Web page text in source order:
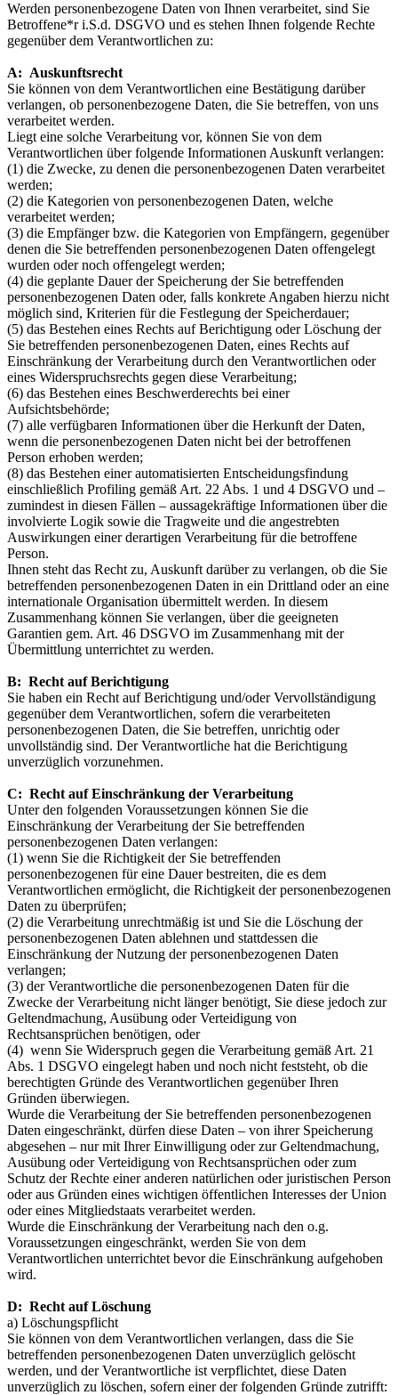
Werden personenbezogene Daten von Ihnen verarbeitet, sind Sie
Betroffene*r i.S.d. DSGVO und es stehen Ihnen folgende Rechte
gegenüber dem Verantwortlichen zu:
A: Auskunftsrecht
Sie können von dem Verantwortlichen eine Bestätigung darüber
verlangen, ob personenbezogene Daten, die Sie betreffen, von uns
verarbeitet werden.
Liegt eine solche Verarbeitung vor, können Sie von dem
Verantwortlichen über folgende Informationen Auskunft verlangen:
(1) die Zwecke, zu denen die personenbezogenen Daten verarbeitet
werden;
(2) die Kategorien von personenbezogenen Daten, welche
verarbeitet werden;
(3) die Empfänger bzw. die Kategorien von Empfängern, gegenüber
denen die Sie betreffenden personenbezogenen Daten offengelegt
wurden oder noch offengelegt werden;
(4) die geplante Dauer der Speicherung der Sie betreffenden
personenbezogenen Daten oder, falls konkrete Angaben hierzu nicht
möglich sind, Kriterien für die Festlegung der Speicherdauer;
(5) das Bestehen eines Rechts auf Berichtigung oder Löschung der
Sie betreffenden personenbezogenen Daten, eines Rechts auf
Einschränkung der Verarbeitung durch den Verantwortlichen oder
eines Widerspruchsrechts gegen diese Verarbeitung;
(6) das Bestehen eines Beschwerderechts bei einer
Aufsichtsbehörde;
(7) alle verfügbaren Informationen über die Herkunft der Daten,
wenn die personenbezogenen Daten nicht bei der betroffenen
Person erhoben werden;
(8) das Bestehen einer automatisierten Entscheidungsfindung
einschließlich Profiling gemäß Art. 22 Abs. 1 und 4 DSGVO und –
zumindest in diesen Fällen – aussagekräftige Informationen über die
involvierte Logik sowie die Tragweite und die angestrebten
Auswirkungen einer derartigen Verarbeitung für die betroffene
Person.
Ihnen steht das Recht zu, Auskunft darüber zu verlangen, ob die Sie
betreffenden personenbezogenen Daten in ein Drittland oder an eine
internationale Organisation übermittelt werden. In diesem
Zusammenhang können Sie verlangen, über die geeigneten
Garantien gem. Art. 46 DSGVO im Zusammenhang mit der
Übermittlung unterrichtet zu werden.
B: Recht auf Berichtigung
Sie haben ein Recht auf Berichtigung und/oder Vervollständigung
gegenüber dem Verantwortlichen, sofern die verarbeiteten
personenbezogenen Daten, die Sie betreffen, unrichtig oder
unvollständig sind. Der Verantwortliche hat die Berichtigung
unverzüglich vorzunehmen.
C: Recht auf Einschränkung der Verarbeitung
Unter den folgenden Voraussetzungen können Sie die
Einschränkung der Verarbeitung der Sie betreffenden
personenbezogenen Daten verlangen:
(1) wenn Sie die Richtigkeit der Sie betreffenden
personenbezogenen für eine Dauer bestreiten, die es dem
Verantwortlichen ermöglicht, die Richtigkeit der personenbezogenen
Daten zu überprüfen;
(2) die Verarbeitung unrechtmäßig ist und Sie die Löschung der
personenbezogenen Daten ablehnen und stattdessen die
Einschränkung der Nutzung der personenbezogenen Daten
verlangen;
(3) der Verantwortliche die personenbezogenen Daten für die
Zwecke der Verarbeitung nicht länger benötigt, Sie diese jedoch zur
Geltendmachung, Ausübung oder Verteidigung von
Rechtsansprüchen benötigen, oder
(4) wenn Sie Widerspruch gegen die Verarbeitung gemäß Art. 21
Abs. 1 DSGVO eingelegt haben und noch nicht fest­steht, ob die
berechtigten Gründe des Verantwortlichen gegenüber Ihren
Gründen überwiegen.
Wurde die Verarbeitung der Sie betreffenden personenbezogenen
Daten eingeschränkt, dürfen diese Daten – von ihrer Speicherung
abgesehen – nur mit Ihrer Einwilligung oder zur Geltendmachung,
Ausübung oder Verteidigung von Rechtsansprüchen oder zum
Schutz der Rechte einer anderen natürlichen oder juristischen Person
oder aus Gründen eines wichtigen öffentlichen Interesses der Union
oder eines Mitgliedstaats verarbeitet werden.
Wurde die Einschränkung der Verarbeitung nach den o.g.
Voraussetzungen eingeschränkt, werden Sie von dem
Verantwortlichen unterrichtet bevor die Einschränkung aufgehoben
wird.
D: Recht auf Löschung
a) Löschungspflicht
Sie können von dem Verantwortlichen verlangen, dass die Sie
betreffenden personenbezogenen Daten unverzüglich gelöscht
werden, und der Verantwortliche ist verpflichtet, diese Daten
unverzüglich zu löschen, sofern einer der folgenden Gründe zutrifft: